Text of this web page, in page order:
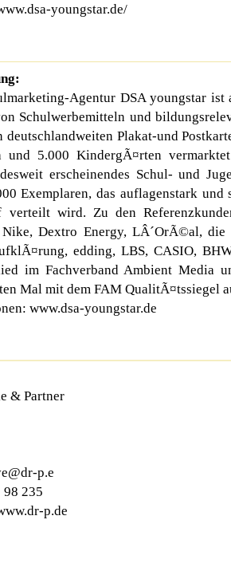
youngstar.de/
Agentur DSA youngstar
Schulwerbemitteln und
deutschlandweiten Plakat-und
und 5.000 KindergÃ¤rten
erscheinendes Schul- und
Exemplaren, das auflagenstark und
verteilt wird. Zu den
Dextro Energy, LÂ´OrÃ©al, die
edding, LBS, CASIO,
im Fachverband Ambient Media
Mal mit dem FAM QualitÃ¤tssiegel
www.dsa-youngstar.de
& Partner
p.e
98 235
p.de